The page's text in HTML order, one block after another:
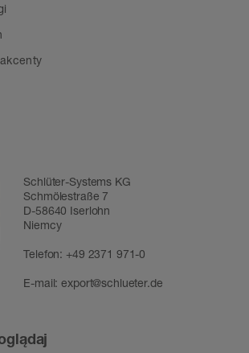
Schlüter-Systems KG
Schmölestraße 7
D-58640 Iserlohn
Niemcy
Telefon:+49 2371 971-0
E-mail:export@schlueter.de